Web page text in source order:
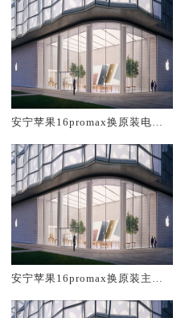
安宁苹果16promax换原装电池
安宁苹果16promax换原装主板